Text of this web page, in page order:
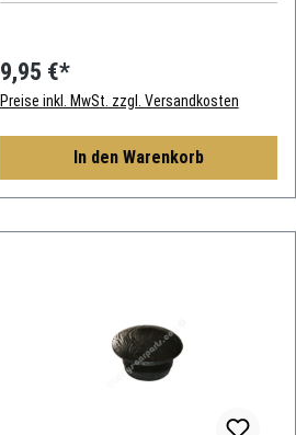
9,95 €*
Preise inkl. MwSt. zzgl. Versandkosten
In den Warenkorb